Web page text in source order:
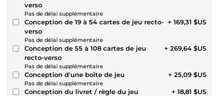
verso
Pas de délai supplémentaire
Conception de 19 à 54 cartes de jeu recto-
verso
Pas de délai supplémentaire
+ 169,31 $US
Conception de 55 à 108 cartes de jeu
recto-verso
Pas de délai supplémentaire
+ 269,64 $US
Conception d'une boîte de jeu
Pas de délai supplémentaire
+ 25,09 $US
Conception du livret / règle du jeu + 18,81 $US